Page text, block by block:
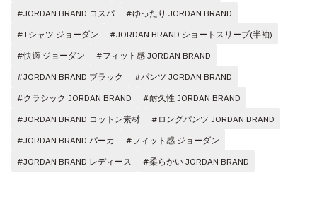
#JORDAN BRAND コスパ
#ゆったり JORDAN BRAND
#Tシャツ ジョーダン
#JORDAN BRAND ショートスリーブ(半袖)
#快適 ジョーダン
#フィット感 JORDAN BRAND
#JORDAN BRAND ブラック
#パンツ JORDAN BRAND
#クラシック JORDAN BRAND
#耐久性 JORDAN BRAND
#JORDAN BRAND コットン素材
#ロングパンツ JORDAN BRAND
#JORDAN BRAND パーカ
#フィット感 ジョーダン
#JORDAN BRAND レディース
#柔らかい JORDAN BRAND